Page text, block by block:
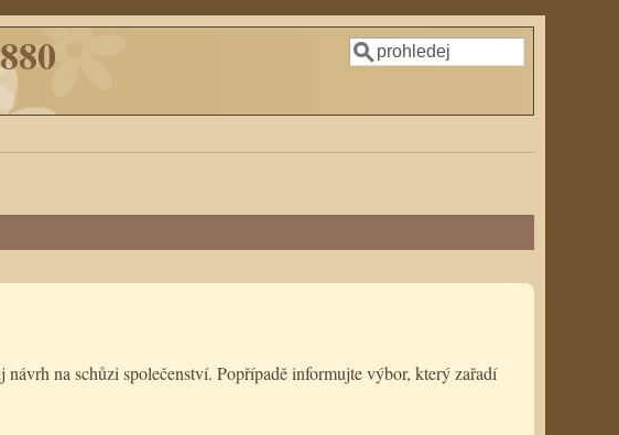
Vyhledávání
Hledat
na schůzi společenství. Popřípadě informujte výbor, který zařadí